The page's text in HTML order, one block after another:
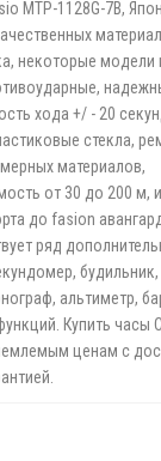
MTP-1128G-7B,
некоторые
хода +/ - 20
стекла,
материалов,
от 30 до 200 м,
до fasion
ряд
альтиметр,
Купить часы
ценам с